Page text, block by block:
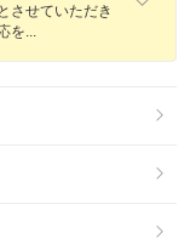
させていただき
を